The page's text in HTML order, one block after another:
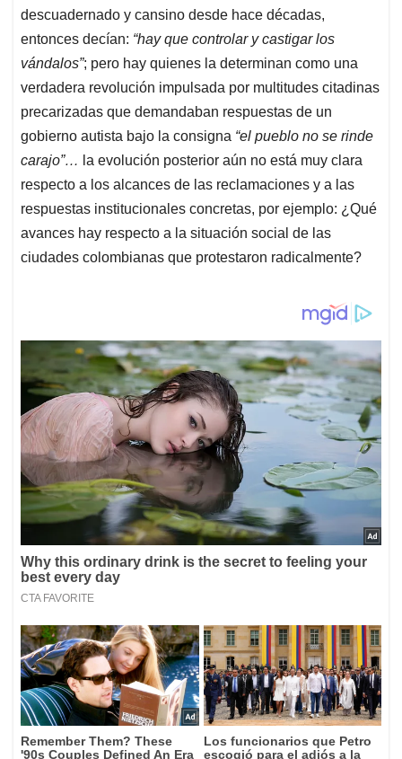
descuadernado y cansino desde hace décadas,
entonces decían: “hay que controlar y castigar los
vándalos”; pero hay quienes la determinan como una
verdadera revolución impulsada por multitudes citadinas
precarizadas que demandaban respuestas de un
gobierno autista bajo la consigna “el pueblo no se rinde
carajo”… la evolución posterior aún no está muy clara
respecto a los alcances de las reclamaciones y a las
respuestas institucionales concretas, por ejemplo: ¿Qué
avances hay respecto a la situación social de las
ciudades colombianas que protestaron radicalmente?